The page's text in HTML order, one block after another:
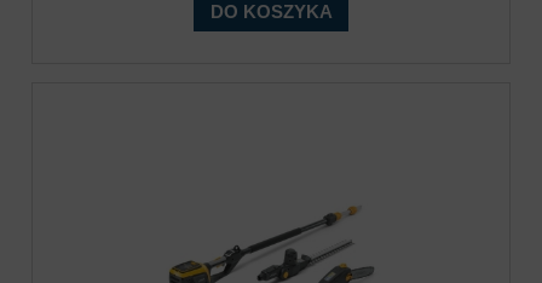
DO KOSZYKA